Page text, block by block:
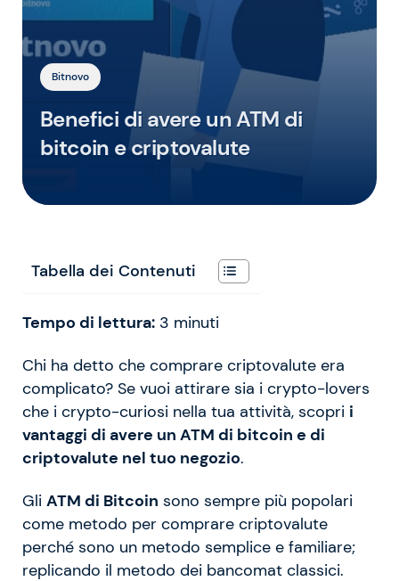
Bitnovo
Benefici di avere un ATM di
bitcoin e criptovalute
Tabella dei Contenuti
Tempo di lettura: 3 minuti
Chi ha detto che comprare criptovalute era
complicato? Se vuoi attirare sia i crypto-lovers
che i crypto-curiosi nella tua attività, scopri i
vantaggi di avere un ATM di bitcoin e di
criptovalute nel tuo negozio.
Gli ATM di Bitcoin sono sempre più popolari
come metodo per comprare criptovalute
perché sono un metodo semplice e familiare;
replicando il metodo dei bancomat classici.